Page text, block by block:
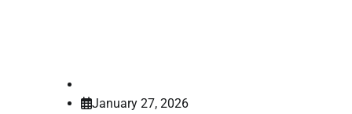
January 27, 2026